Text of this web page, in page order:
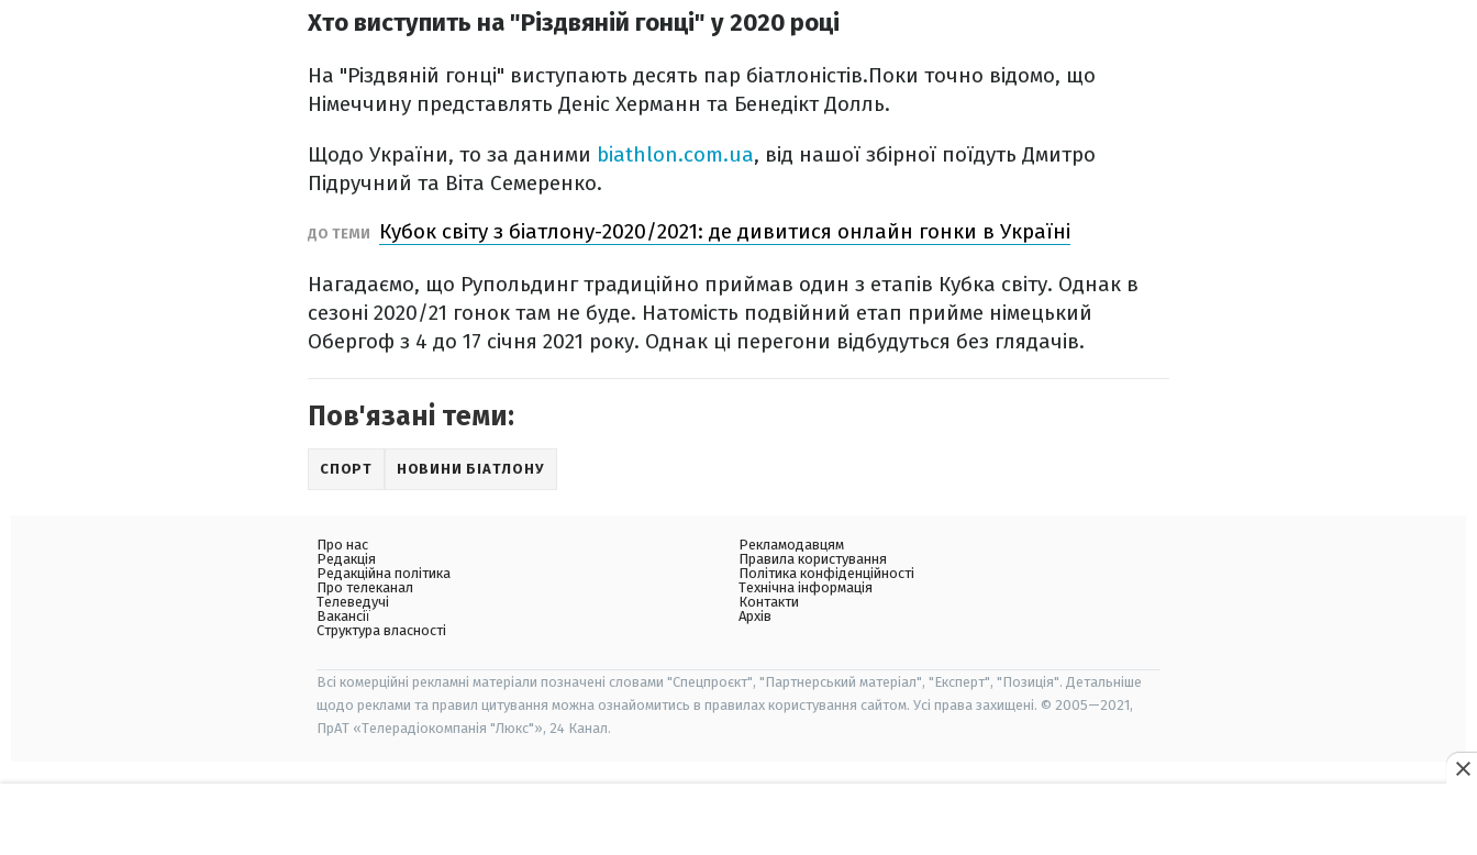
Хто виступить на "Різдвяній гонці" у 2020 році
На "Різдвяній гонці" виступають десять пар біатлоністів.Поки точно відомо, що
Німеччину представлять Деніс Херманн та Бенедікт Долль.
Щодо України, то за даними biathlon.com.ua, від нашої збірної поїдуть Дмитро
Підручний та Віта Семеренко.
ДО ТЕМИ Кубок світу з біатлону-2020/2021: де дивитися онлайн гонки в Україні
Нагадаємо, що Рупольдинг традиційно приймав один з етапів Кубка світу. Однак в
сезоні 2020/21 гонок там не буде. Натомість подвійний етап прийме німецький
Обергоф з 4 до 17 січня 2021 року. Однак ці перегони відбудуться без глядачів.
Пов'язані теми:
СПОРТ НОВИНИ БІАТЛОНУ
Про нас
Редакція
Редакційна політика
Про телеканал
Телеведучі
Вакансії
Структура власності
Рекламодавцям
Правила користування
Політика конфіденційності
Технічна інформація
Контакти
Архів
Всі комерційні рекламні матеріали позначені словами "Спецпроєкт", "Партнерський матеріал", "Експерт", "Позиція". Детальніше
щодо реклами та правил цитування можна ознайомитись в правилах користування сайтом. Усі права захищені. © 2005—2021,
ПрАТ «Телерадіокомпанія "Люкс"», 24 Канал.